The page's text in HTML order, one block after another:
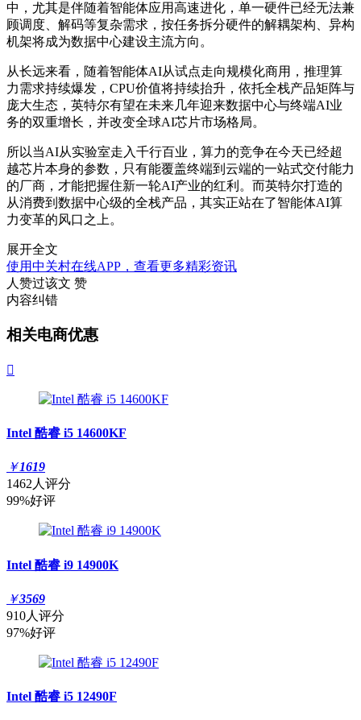
中，尤其是伴随着智能体应用高速进化，单一硬件已经无法兼
顾调度、解码等复杂需求，按任务拆分硬件的解耦架构、异构
机架将成为数据中心建设主流方向。
从长远来看，随着智能体AI从试点走向规模化商用，推理算
力需求持续爆发，CPU价值将持续抬升，依托全栈产品矩阵与
庞大生态，英特尔有望在未来几年迎来数据中心与终端AI业
务的双重增长，并改变全球AI芯片市场格局。
所以当AI从实验室走入千行百业，算力的竞争在今天已经超
越芯片本身的参数，只有能覆盖终端到云端的一站式交付能力
的厂商，才能把握住新一轮AI产业的红利。而英特尔打造的
从消费到数据中心级的全栈产品，其实正站在了智能体AI算
力变革的风口之上。
展开全文
使用中关村在线APP，查看更多精彩资讯
人赞过该文 赞
内容纠错
相关电商优惠

Intel 酷睿 i5 14600KF
￥1619
1462人评分
99%好评
Intel 酷睿 i9 14900K
￥3569
910人评分
97%好评
Intel 酷睿 i5 12490F